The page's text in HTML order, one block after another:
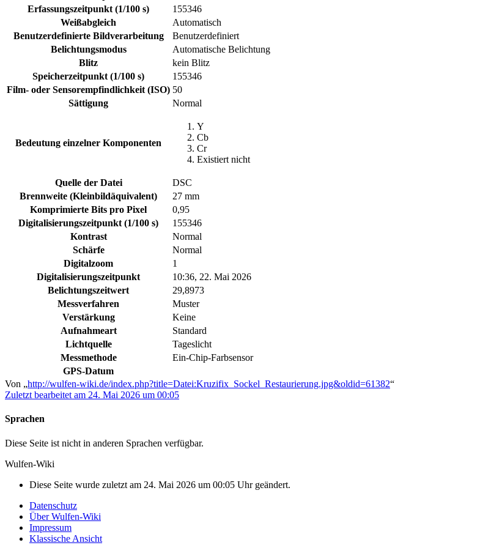
Erfassungszeitpunkt (1/100 s)
155346
Weißabgleich
Automatisch
Benutzerdefinierte Bildverarbeitung
Benutzerdefiniert
Belichtungsmodus
Automatische Belichtung
Blitz
kein Blitz
Speicherzeitpunkt (1/100 s)
155346
Film- oder Sensorempfindlichkeit (ISO) 50
Sättigung
Normal
Bedeutung einzelner Komponenten
Y
Cb
Cr
Existiert nicht
Quelle der Datei
DSC
Brennweite (Kleinbildäquivalent)
27 mm
Komprimierte Bits pro Pixel
0,95
Digitalisierungszeitpunkt (1/100 s)
155346
Kontrast
Normal
Schärfe
Normal
Digitalzoom
1
Digitalisierungszeitpunkt
10:36, 22. Mai 2026
Belichtungszeitwert
29,8973
Messverfahren
Muster
Verstärkung
Keine
Aufnahmeart
Standard
Lichtquelle
Tageslicht
Messmethode
Ein-Chip-Farbsensor
GPS-Datum
Von „http://wulfen-wiki.de/index.php?title=Datei:Kruzifix_Sockel_Restaurierung.jpg&oldid=61382“
Zuletzt bearbeitet am 24. Mai 2026 um 00:05
Sprachen
Diese Seite ist nicht in anderen Sprachen verfügbar.
Wulfen-Wiki
Diese Seite wurde zuletzt am 24. Mai 2026 um 00:05 Uhr geändert.
Datenschutz
Über Wulfen-Wiki
Impressum
Klassische Ansicht